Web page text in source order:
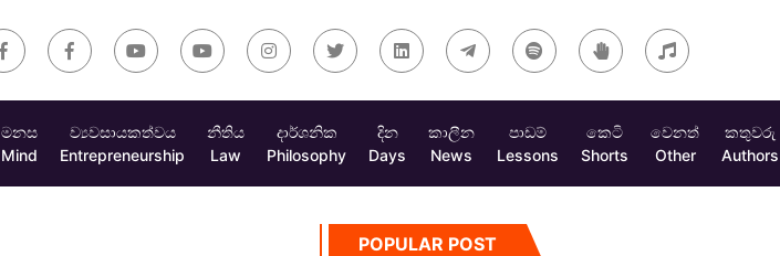
මනස
Mind
ව්‍යවසායකත්වය
Entrepreneurship
නීතිය
Law
දාර්ශනික
Philosophy
දින
Days
කාලීන
News
පාඩම්
Lessons
කෙටි
Shorts
වෙනත්
Other
කතුවරු
Authors
POPULAR POST